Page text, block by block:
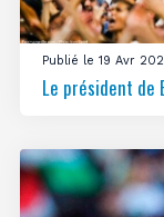
Publié le 19 Avr
Le président de